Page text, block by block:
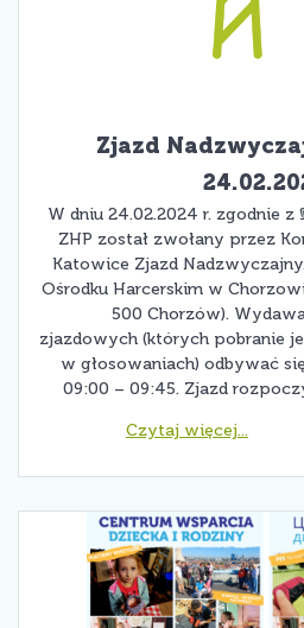
Zjazd
W dniu 24.02.2024 r. zgodnie z
ZHP został zwołany przez
Katowice Zjazd
Ośrodku Harcerskim w
500 Chorzów).
zjazdowych (których pobranie
w głosowaniach) odbywać
09:00 – 09:45. Zjazd